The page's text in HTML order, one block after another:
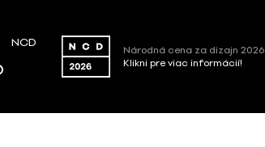
NCD
Národná cena za dizajn 2026
Klikni pre viac informácií!